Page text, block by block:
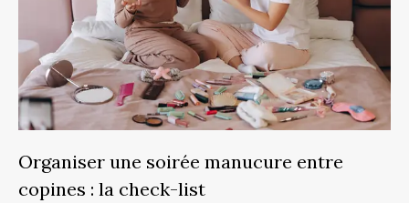
Organiser une soirée manucure entre
copines : la check-list